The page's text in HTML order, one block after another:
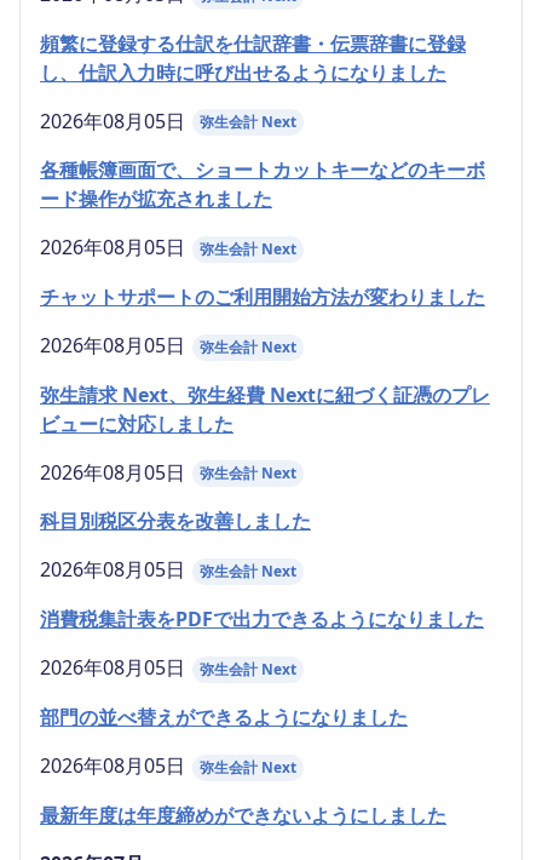
頻繁に登録する仕訳を仕訳辞書・伝票辞書に登録
し、仕訳入力時に呼び出せるようになりました
2026年08月05日
弥生会計 Next
各種帳簿画面で、ショートカットキーなどのキーボ
ード操作が拡充されました
2026年08月05日
弥生会計 Next
チャットサポートのご利用開始方法が変わりました
2026年08月05日
弥生会計 Next
弥生請求 Next、弥生経費 Nextに紐づく証憑のプレ
ビューに対応しました
2026年08月05日
弥生会計 Next
科目別税区分表を改善しました
2026年08月05日
弥生会計 Next
消費税集計表をPDFで出力できるようになりました
2026年08月05日
弥生会計 Next
部門の並べ替えができるようになりました
2026年08月05日
弥生会計 Next
最新年度は年度締めができないようにしました